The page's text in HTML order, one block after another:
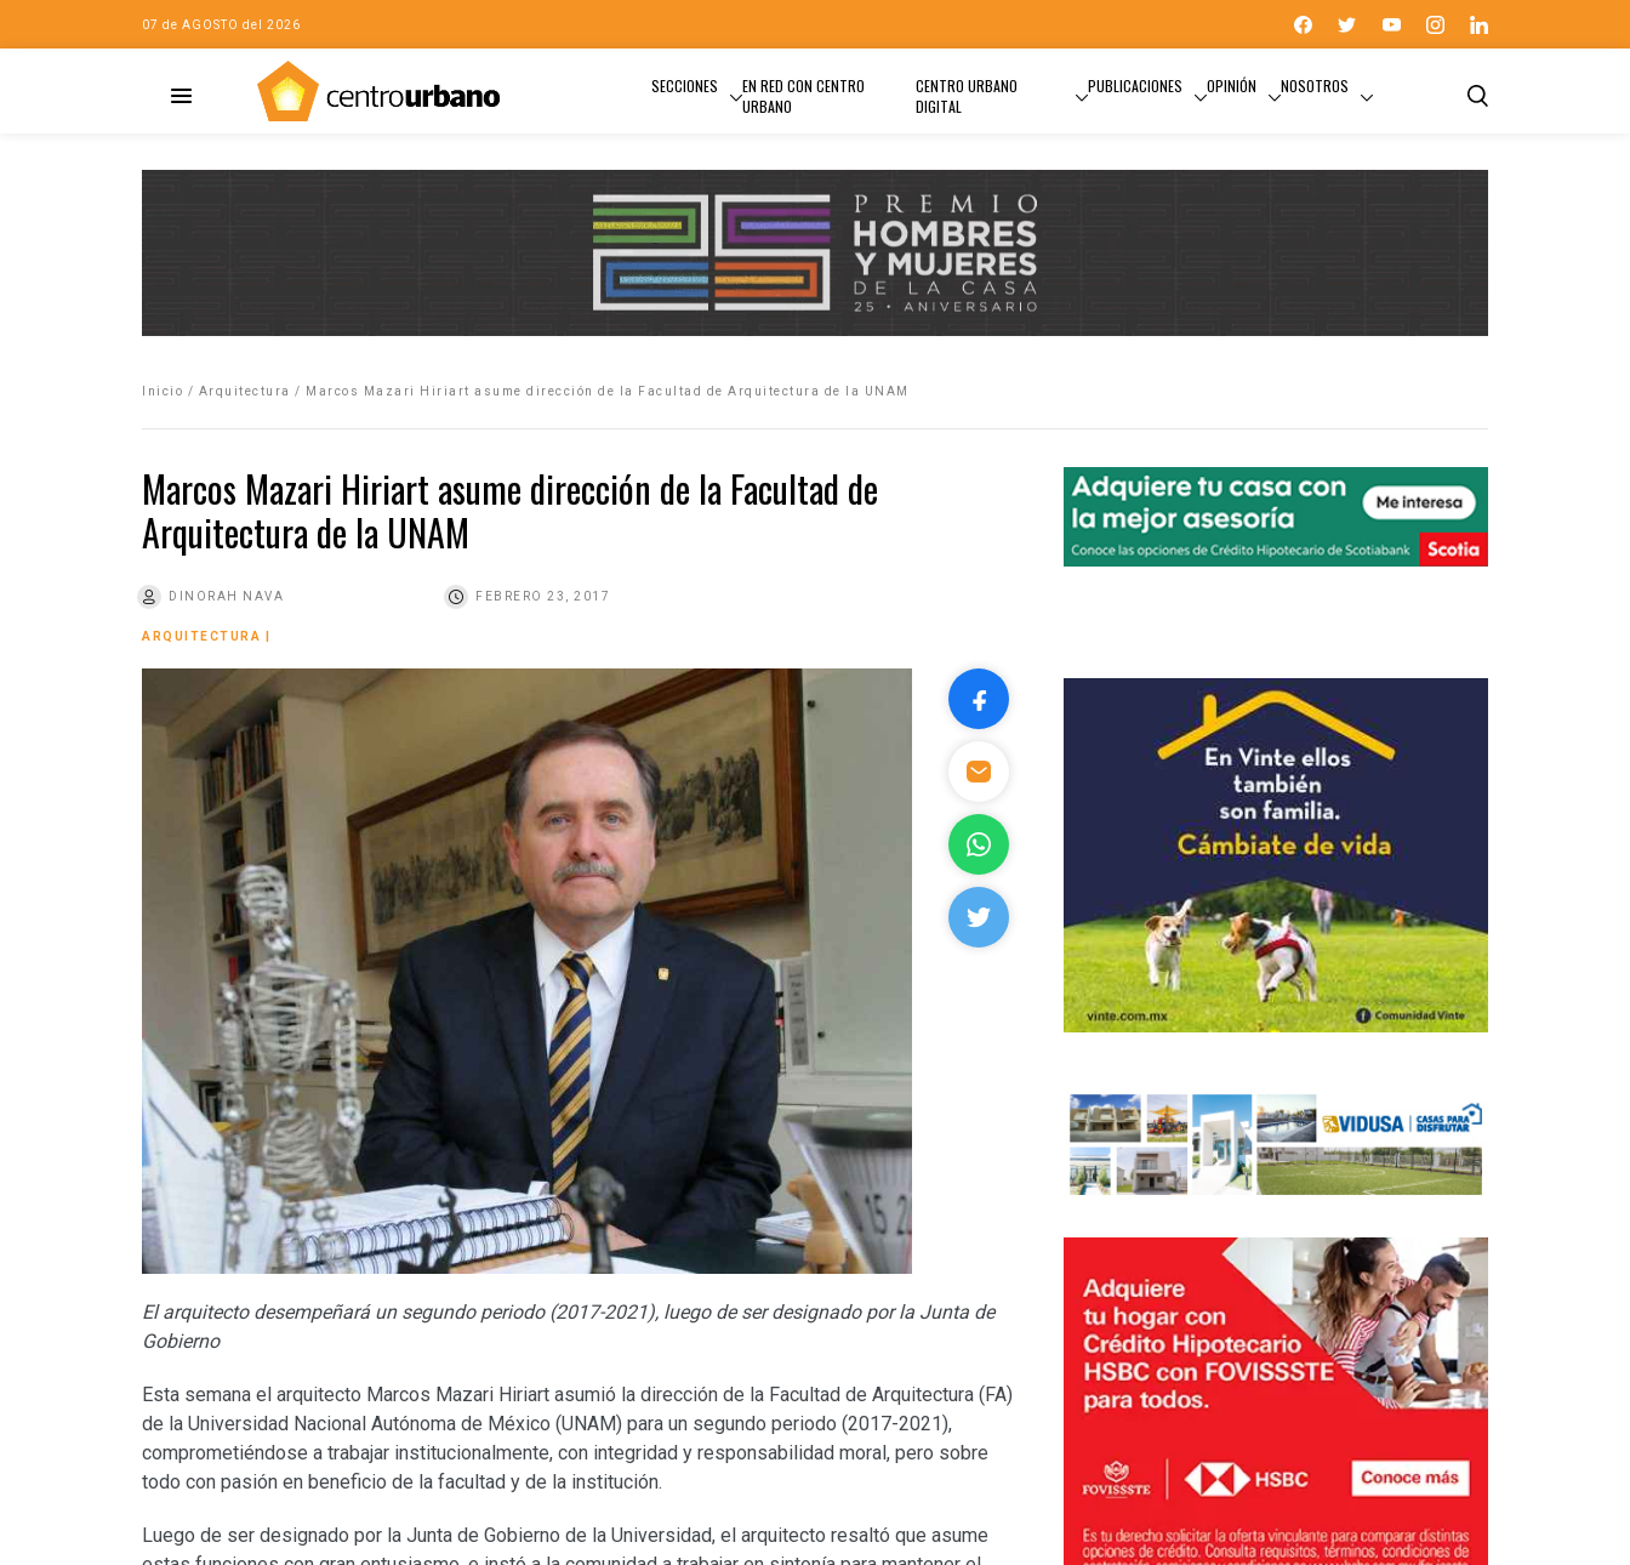
07 de AGOSTO del 2026
SECCIONES
EN RED CON CENTRO
URBANO
CENTRO URBANO
DIGITAL
PUBLICACIONES OPINIÓN NOSOTROS
Inicio / Arquitectura / Marcos Mazari Hiriart asume dirección de la Facultad de Arquitectura de la UNAM
Marcos Mazari Hiriart asume dirección de la Facultad de
Arquitectura de la UNAM
DINORAH NAVA FEBRERO 23, 2017
ARQUITECTURA
El arquitecto desempeñará un segundo periodo (2017-2021), luego de ser designado por la Junta de
Gobierno
Esta semana el arquitecto Marcos Mazari Hiriart asumió la dirección de la Facultad de Arquitectura (FA)
de la Universidad Nacional Autónoma de México (UNAM) para un segundo periodo (2017-2021),
comprometiéndose a trabajar institucionalmente, con integridad y responsabilidad moral, pero sobre
todo con pasión en beneficio de la facultad y de la institución.
Luego de ser designado por la Junta de Gobierno de la Universidad, el arquitecto resaltó que asume